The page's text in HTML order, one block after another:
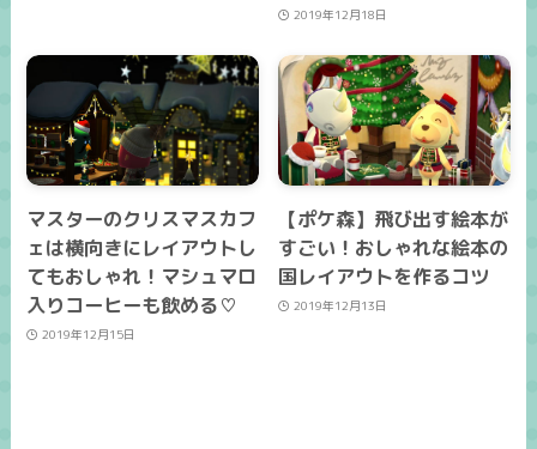
2019年12月18日
マスターのクリスマスカフ
ェは横向きにレイアウトし
てもおしゃれ！マシュマロ
入りコーヒーも飲める♡
2019年12月15日
【ポケ森】飛び出す絵本が
すごい！おしゃれな絵本の
国レイアウトを作るコツ
2019年12月13日